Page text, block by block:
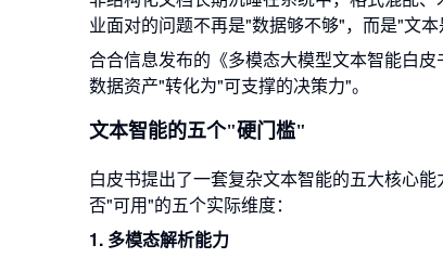
业面对的问题不再是"数据够不够"，而是"文
合合信息发布的《多模态大模型文本智能白
数据资产"转化为"可支撑的决策力"。
文本智能的五个"硬门槛"
白皮书提出了一套复杂文本智能的五大核心
否"可用"的五个实际维度：
1. 多模态解析能力